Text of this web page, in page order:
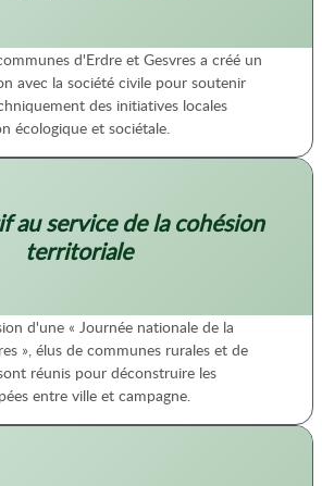
d'Erdre et Gesvres a créé un
avec la société civile pour soutenir
des initiatives locales
écologique et sociétale.
au service de la cohésion
territoriale
d'une « Journée nationale de la
», élus de communes rurales et de
réunis pour déconstruire les
entre ville et campagne.